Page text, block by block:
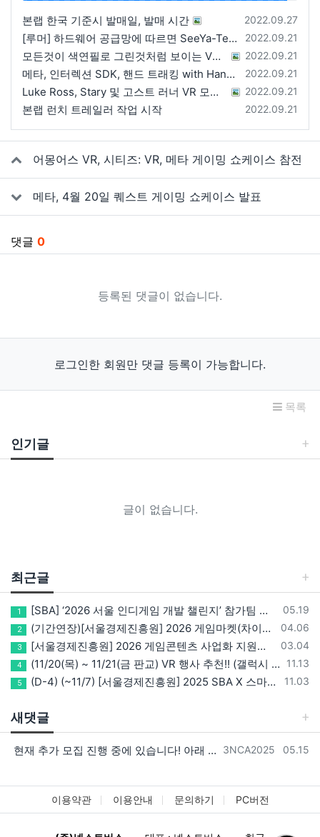
등록일
2022.09.27
본랩 한국 기준시 발매일, 발매 시간
등록일
2022.09.21
[루머] 하드웨어 공급망에 따르면 SeeYa-Tech가 Apple에 여러 번 uOLED 샘플을 보냄
등록일
2022.09.21
모든것이 색연필로 그린것처럼 보이는 VRChat 월드
등록일
2022.09.21
메타, 인터렉션 SDK, 핸드 트래킹 with Hands 2.1에 대한 강연 예정
등록일
2022.09.21
Luke Ross, Stary 및 고스트 러너 VR 모드 공개
등록일
2022.09.21
본랩 런치 트레일러 작업 시작
관련자료
어몽어스 VR, 시티즈: VR, 메타 게이밍 쇼케이스 참전
메타, 4월 20일 퀘스트 게이밍 쇼케이스 발표
댓글 0
등록된 댓글이 없습니다.
로그인한 회원만 댓글 등록이 가능합니다.
목록
인기글
글이 없습니다.
최근글
등록일
05.19
1 [SBA] ‘2026 서울 인디게임 개발 챌린지’ 참가팀 모집
등록일
04.06
2 (기간연장)[서울경제진흥원] 2026 게임마켓(차이나조이, BIC, 지스타) 서울관 참가기업 모집!(~5/8 15:00)
등록일
03.04
3 [서울경제진흥원] 2026 게임콘텐츠 사업화 지원사업 참가기업 모집(~3/26까지)
등록일
11.13
4 (11/20(목) ~ 11/21(금 판교) VR 행사 추천!! (갤럭시 XR/ 애플 비전프로 등 기기 체험, 메타퀘스트 경품)
등록일
11.03
5 (D-4) (~11/7) [서울경제진흥원] 2025 SBA X 스마일게이트, ‘게임랩 with STOVE INDIE’ 참가기업 모집
새댓글
등록자
3NCA2025 등록일
05.15
현재 추가 모집 진행 중에 있습니다! 아래 링크로 확인 부탁드리겠습니다~! https://next-verse.com/community/1…
이용약관 이용안내 문의하기 PC버전